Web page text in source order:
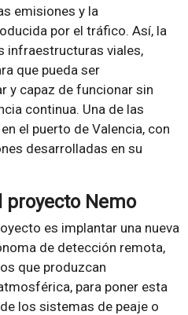
emisiones y la
por el tráfico. Así, la
infraestructuras viales,
que pueda ser
y capaz de funcionar sin
continua. Una de las
el puerto de Valencia, con
desarrolladas en su
proyecto Nemo
es implantar una nueva
de detección remota,
que produzcan
para poner esta
los sistemas de peaje o